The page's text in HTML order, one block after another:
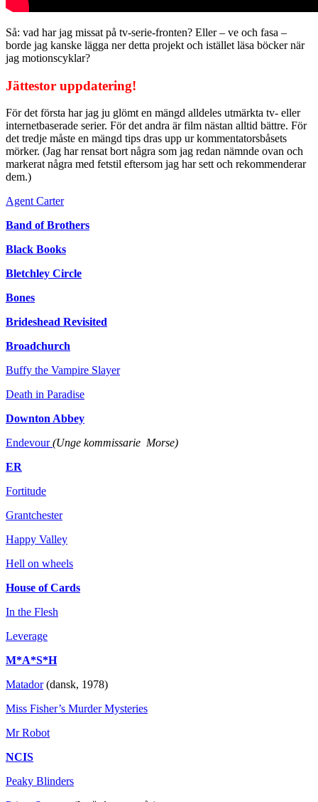
Så: vad har jag missat på tv-serie-fronten? Eller – ve och fasa –
borde jag kanske lägga ner detta projekt och istället läsa böcker när
jag motionscyklar?
Jättestor uppdatering!
För det första har jag ju glömt en mängd alldeles utmärkta tv- eller
internetbaserade serier. För det andra är film nästan alltid bättre. För
det tredje måste en mängd tips dras upp ur kommentatorsbåsets
mörker. (Jag har rensat bort några som jag redan nämnde ovan och
markerat några med fetstil eftersom jag har sett och rekommenderar
dem.)
Agent Carter
Band of Brothers
Black Books
Bletchley Circle
Bones
Brideshead Revisited
Broadchurch
Buffy the Vampire Slayer
Death in Paradise
Downton Abbey
Endevour(Unge kommissarie Morse)
ER
Fortitude
Grantchester
Happy Valley
Hell on wheels
House of Cards
In the Flesh
Leverage
M*A*S*H
Matador(dansk, 1978)
Miss Fisher’s Murder Mysteries
Mr Robot
NCIS
Peaky Blinders